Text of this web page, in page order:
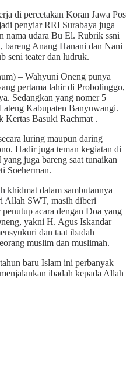
di percetakan Koran Jawa Pos
penyiar RRI Surabaya juga
nama udara Bu El. Rubrik ssni
bareng Anang Hanani dan Nani
seni teater dan ludruk.
– Wahyuni Oneng punya
pertama lahir di Probolinggo,
Sedangkan yang nomer 5
Kabupaten Banyuwangi.
Kertas Basuki Rachmat .
luring maupun daring
Hadir juga teman kegiatan di
juga bareng saat tunaikan
Soeherman.
khidmat dalam sambutannya
Allah SWT, masih diberi
acara dengan Doa yang
yakni H. Agus Iskandar
dan taat ibadah
muslim dan muslimah.
baru Islam ini perbanyak
ibadah kepada Allah